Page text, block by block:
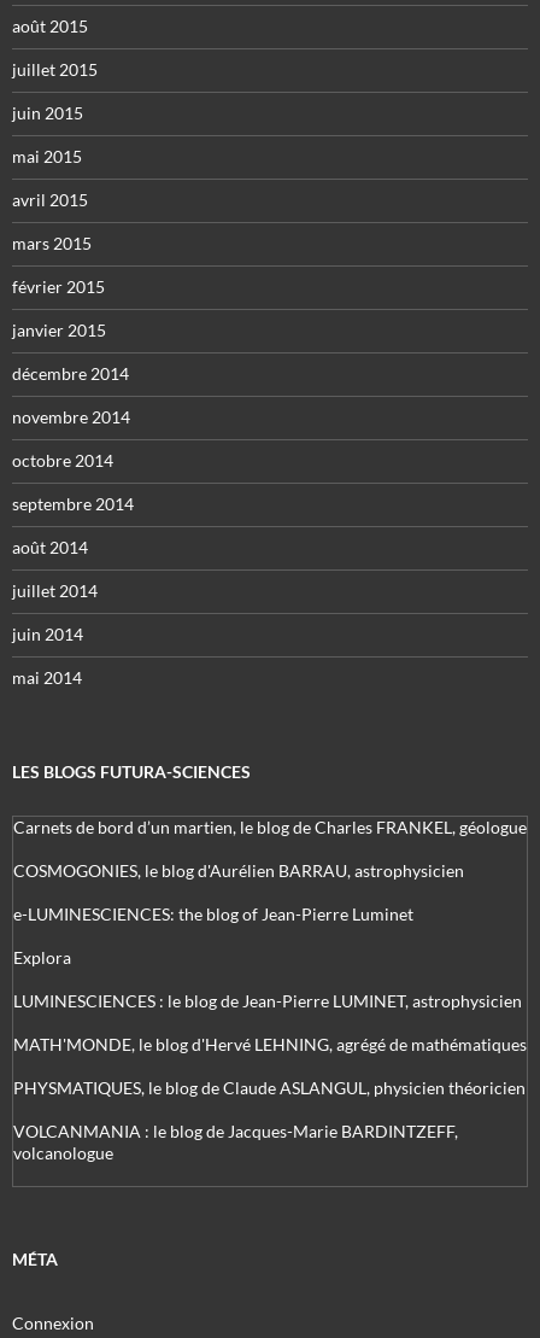
août 2015
juillet 2015
juin 2015
mai 2015
avril 2015
mars 2015
février 2015
janvier 2015
décembre 2014
novembre 2014
octobre 2014
septembre 2014
août 2014
juillet 2014
juin 2014
mai 2014
LES BLOGS FUTURA-SCIENCES
Carnets de bord d’un martien, le blog de Charles FRANKEL, géologue
COSMOGONIES, le blog d'Aurélien BARRAU, astrophysicien
e-LUMINESCIENCES: the blog of Jean-Pierre Luminet
Explora
LUMINESCIENCES : le blog de Jean-Pierre LUMINET, astrophysicien
MATH'MONDE, le blog d'Hervé LEHNING, agrégé de mathématiques
PHYSMATIQUES, le blog de Claude ASLANGUL, physicien théoricien
VOLCANMANIA : le blog de Jacques-Marie BARDINTZEFF,
volcanologue
MÉTA
Connexion